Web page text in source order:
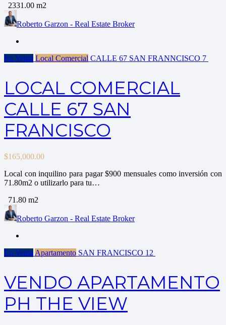
2331.00 m2
Roberto Garzon - Real Estate Broker
En Venta Local Comercial CALLE 67 SAN FRANNCISCO 7
LOCAL COMERCIAL
CALLE 67 SAN
FRANCISCO
$165,000.00
Local con inquilino para pagar $900 mensuales como inversión con
71.80m2 o utilizarlo para tu…
71.80 m2
Roberto Garzon - Real Estate Broker
En Venta Apartamento SAN FRANCISCO 12
VENDO APARTAMENTO
PH THE VIEW